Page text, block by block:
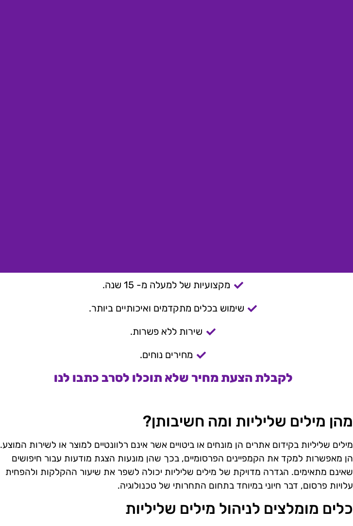
מקצועיות של למעלה מ- 15 שנה.
שימוש בכלים מתקדמים ואיכותיים ביותר.
שירות ללא פשרות.
מחירים נוחים.
לקבלת הצעת מחיר שלא תוכלו לסרב כתבו לנו
מהן מילים שליליות ומה חשיבותן?
מילים שליליות בקידום אתרים הן מונחים או ביטויים אשר אינם רלוונטיים למוצר או לשירות המוצע.
הן מאפשרות למקד את הקמפיינים הפרסומיים, בכך שהן מונעות הצגת מודעות עבור חיפושים
שאינם מתאימים. הגדרה מדויקת של מילים שליליות יכולה לשפר את שיעור ההקלקות ולהפחית
עלויות פרסום, דבר חיוני במיוחד בתחום התחרותי של טכנולוגיה.
כלים מומלצים לניהול מילים שליליות